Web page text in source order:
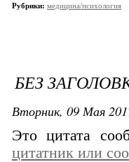
Рубрики: медицина/психология
БЕЗ
Вторник, 09 Мая
Это цитата
цитатник или